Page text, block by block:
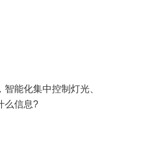
能化集中控制灯光、
么信息?